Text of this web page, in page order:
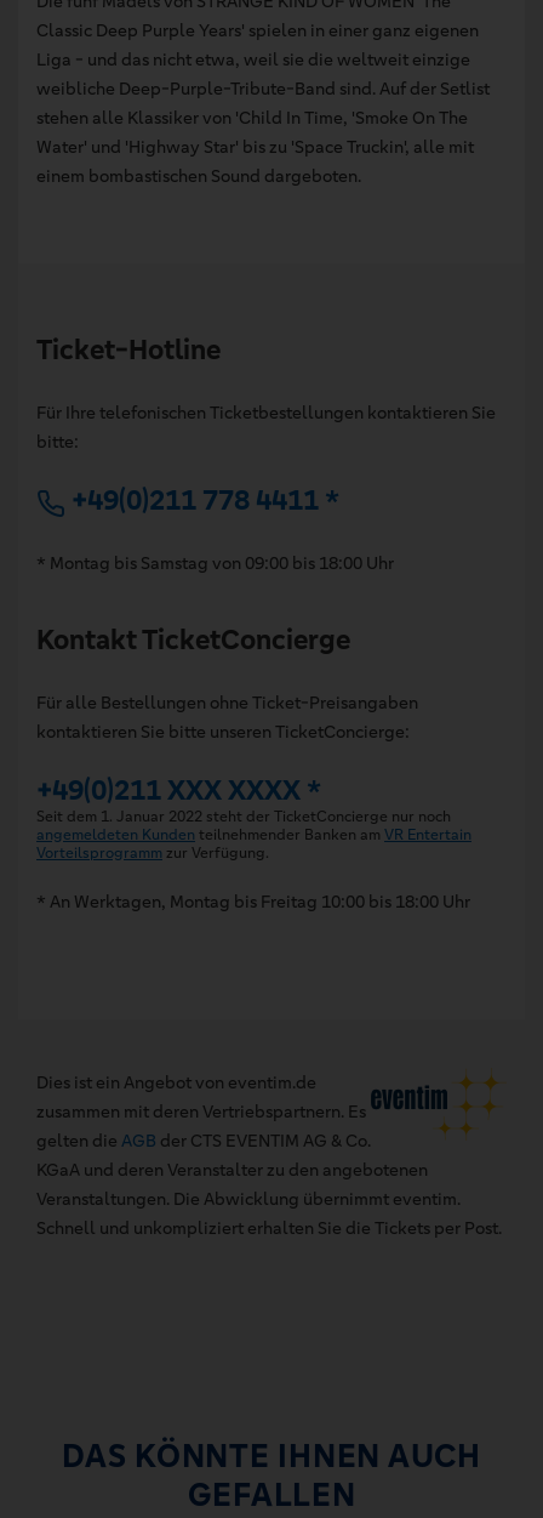
Classic Deep Purple Years' spielen in einer ganz eigenen
Liga - und das nicht etwa, weil sie die weltweit einzige
weibliche Deep-Purple-Tribute-Band sind. Auf der Setlist
stehen alle Klassiker von 'Child In Time, 'Smoke On The
Water' und 'Highway Star' bis zu 'Space Truckin', alle mit
einem bombastischen Sound dargeboten.
Ticket-Hotline
Für Ihre telefonischen Ticketbestellungen kontaktieren Sie
bitte:
+49(0)211 778 4411 *
* Montag bis Samstag von 09:00 bis 18:00 Uhr
Kontakt TicketConcierge
Für alle Bestellungen ohne Ticket-Preisangaben
kontaktieren Sie bitte unseren TicketConcierge:
+49(0)211 XXX XXXX *
Seit dem 1. Januar 2022 steht der TicketConcierge nur noch
angemeldeten Kunden teilnehmender Banken am VR Entertain
Vorteilsprogramm zur Verfügung.
* An Werktagen, Montag bis Freitag 10:00 bis 18:00 Uhr
Dies ist ein Angebot von eventim.de
zusammen mit deren Vertriebspartnern. Es
gelten die AGB der CTS EVENTIM AG & Co.
KGaA und deren Veranstalter zu den angebotenen
Veranstaltungen. Die Abwicklung übernimmt eventim.
Schnell und unkompliziert erhalten Sie die Tickets per Post.
DAS KÖNNTE IHNEN AUCH
GEFALLEN